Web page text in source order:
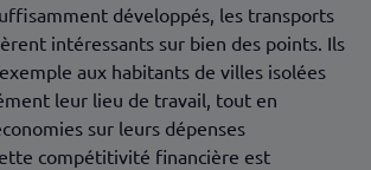
développés, les transports
intéressants sur bien des points. Ils
aux habitants de villes isolées
leur lieu de travail, tout en
sur leurs dépenses
compétitivité financière est